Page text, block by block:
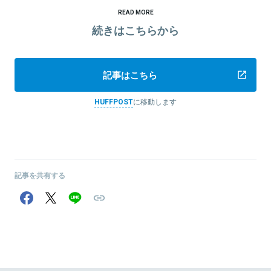
READ MORE
続きはこちらから
記事はこちら
HUFFPOSTに移動します
記事を共有する